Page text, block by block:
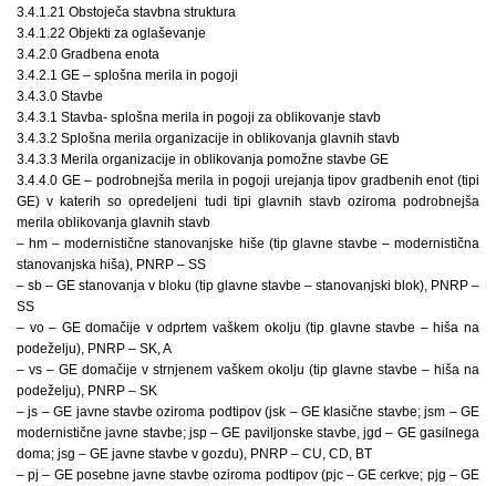
3.4.1.21 Obstoječa stavbna struktura
3.4.1.22 Objekti za oglaševanje
3.4.2.0 Gradbena enota
3.4.2.1 GE – splošna merila in pogoji
3.4.3.0 Stavbe
3.4.3.1 Stavba- splošna merila in pogoji za oblikovanje stavb
3.4.3.2 Splošna merila organizacije in oblikovanja glavnih stavb
3.4.3.3 Merila organizacije in oblikovanja pomožne stavbe GE
3.4.4.0 GE – podrobnejša merila in pogoji urejanja tipov gradbenih enot (tipi
GE) v katerih so opredeljeni tudi tipi glavnih stavb oziroma podrobnejša
merila oblikovanja glavnih stavb
– hm – modernistične stanovanjske hiše (tip glavne stavbe – modernistična
stanovanjska hiša), PNRP – SS
– sb – GE stanovanja v bloku (tip glavne stavbe – stanovanjski blok), PNRP –
SS
– vo – GE domačije v odprtem vaškem okolju (tip glavne stavbe – hiša na
podeželju), PNRP – SK, A
– vs – GE domačije v strnjenem vaškem okolju (tip glavne stavbe – hiša na
podeželju), PNRP – SK
– js – GE javne stavbe oziroma podtipov (jsk – GE klasične stavbe; jsm – GE
modernistične javne stavbe; jsp – GE paviljonske stavbe, jgd – GE gasilnega
doma; jsg – GE javne stavbe v gozdu), PNRP – CU, CD, BT
– pj – GE posebne javne stavbe oziroma podtipov (pjc – GE cerkve; pjg – GE